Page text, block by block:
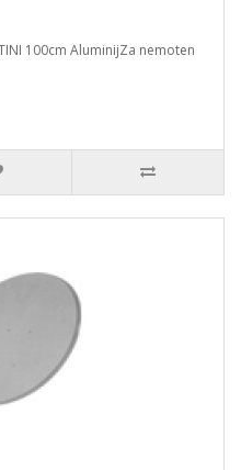
100cm AluminijZa nemoten